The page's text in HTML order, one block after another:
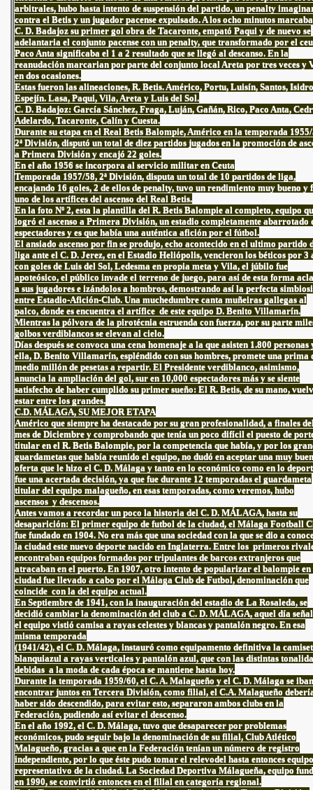
arbitrales, hubo hasta intento de suspensión del partido, un penalty
contra el Betis y un jugador pacense expulsado. A los ocho minutos
C. D. Badajoz su primer gol obra de Tacaronte, empató Paqui y de nuevo se
adelantaria el conjunto pacense con un penalty, que transformado por el
Paco Anta significaba el 1 a 2 resultado que se llegó al descanso. En la
reanudación marcarian por parte del conjunto local Areta por tres veces y
en dos ocasiones.
Estas fueron las alineaciones, R. Betis. Américo, Portu, Luisín, Santos,
Espejín. Lasa, Paqui, Vila, Areta y Luis del Sol.
C. D. Badajoz: García Sánchez, Fraga, Luján, Gañán, Rico, Paco Anta,
Adelardo, Tacaronte, Calín y Cuesta.
Durante su etapa en el Real Betis Balompie, Américo en la temporada
2ª División, disputó un total de diez partidos jugados en la promoción de
a Primera División y encajó 22 goles.
En el año 1956 se incorpora al servicio militar en Ceuta
Temporada 1957/58, 2ª División, disputa un total de 10 partidos de liga,
encajando 16 goles, 2 de ellos de penalty, tuvo un rendimiento muy bueno y
uno de los artífices del ascenso del Real Betis.
En la foto Nº 2, esta la plantilla del R. Betis Balompie al completo, equipo
logró el ascenso a Primera División, un estadio completamente abarrotado
espectadores y es que había una auténtica afición por el fútbol.
El ansiado ascenso por fin se produjo, echo acontecido en el ultimo partido
liga ante el C. D. Jerez, en el Estadio Heliópolis, vencieron los béticos por 3
con goles de Luis del Sol, Ledesma en propia meta y Vila, el júbilo fue
apoteósico, el público invade el terreno de juego, para así de esta forma
a sus jugadores e izándolos a hombros, demostrando así la perfecta
entre Estadio-Afición-Club. Una muchedumbre canta muñeiras gallegas al
palco, donde es encuentra el artífice de este equipo D. Benito Villamarín.
Mientras la pólvora de la pirotécnia estruenda con fuerza, por su parte
golbos verdiblancos se elevan al cielo.
Días después se convoca una cena homenaje a la que asisten 1.800 personas
ella, D. Benito Villamarín, espléndido con sus hombres, promete una prima
medio millón de pesetas a repartir. El Presidente verdiblanco, asimismo,
anuncia la ampliación del gol, sur en 10,000 espectadores más y se siente
satisfecho de haber cumplido su primer sueño: El R. Betis, de su mano,
estar entre los grandes.
C.D. MÁLAGA, SU MEJOR ETAPA
Américo que siempre ha destacado por su gran profesionalidad, a finales
mes de Diciembre y comprobando que tenía un poco difícil el puesto de
titular en el R. Betis Balompie, por la competencia que había, y por los
guardametas que había reunido el equipo, no dudó en aceptar una muy
oferta que le hizo el C. D. Málaga y tanto en lo económico como en lo
fue una acertada decisión, ya que fue durante 12 temporadas el guardameta
titular del equipo malagueño, en esas temporadas, como veremos, hubo
ascensos y descensos.
Antes vamos a recordar un poco la historia del C. D. MÁLAGA, hasta su
desaparición: El primer equipo de futbol de la ciudad, el Málaga Football
fue fundado en 1904. No era más que una sociedad con la que se dio a
la ciudad este nuevo deporte nacido en Inglaterra. Entre los primeros
encontraban equipos formados por tripulantes de barcos extranjeros que
atracaban en el puerto. En 1907, otro intento de popularizar el balompie en
ciudad fue llevado a cabo por el Málaga Club de Futbol, denominación que
coincide con la del equipo actual.
En Septiembre de 1941, con la inauguración del estadio de La Rosaleda, se
decidió cambiar la denominación del club a C. D. MÁLAGA, aquel día
el equipo vistió camisa a rayas celestes y blancas y pantalón negro. En esa
misma temporada
(1941/42), el C. D. Málaga, instauró como equipamento definitiva la
blanquiazul a rayas verticales y pantalón azul, que con las distintas
debidas a la moda de cada época se mantiene hasta hoy.
Durante la temporada 1959/60, el C. A. Malagueño y el C. D. Málaga se
encontrar juntos en Tercera División, como filial, el C.A. Malagueño
haber sido descendido, para evitar esto, separaron ambos clubs en la
Federación, pudiendo así evitar el descenso.
En el año 1992, el C. D. Málaga, tuvo que desaparecer por problemas
económicos, pudo seguir bajo la denominación de su filial, Club Atlético
Malagueño, gracias a que en la Federación tenían un número de registro
independiente, por lo que éste pudo tomar el relevodel hasta entonces equipo
representativo de la ciudad. La Sociedad Deportiva Málagueña, equipo
en 1990, se convirtió entonces en el filial en categoría regional.